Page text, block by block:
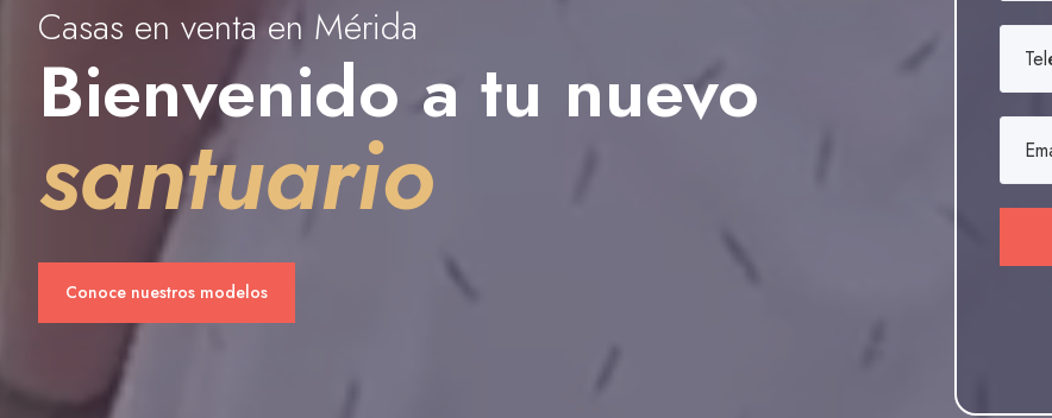
Casas en venta en Mérida
Bienvenido a tu nuevo
santuario
Conoce nuestros modelos